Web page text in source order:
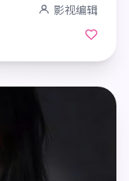
影视编辑